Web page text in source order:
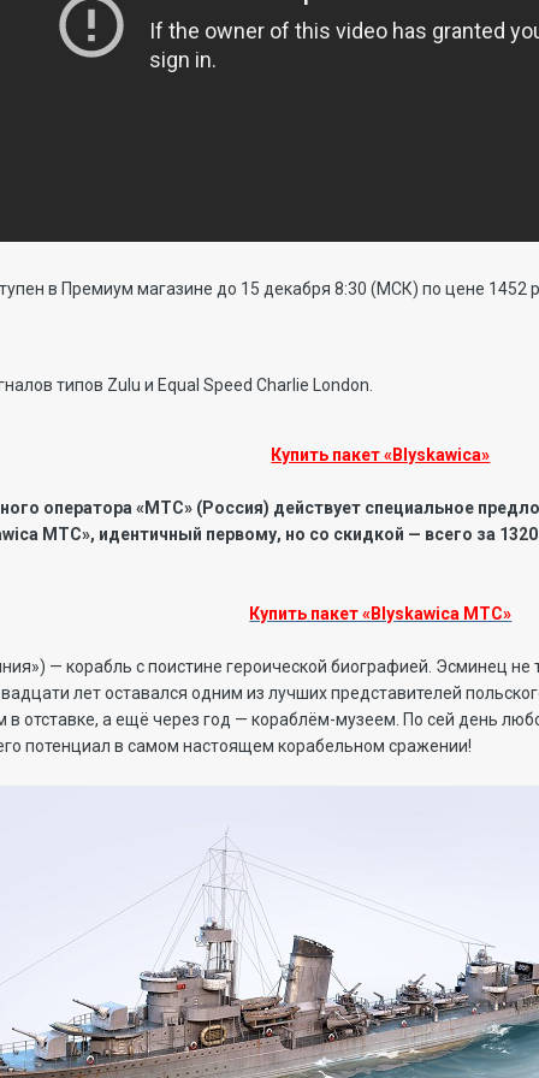
в Премиум магазине до 15 декабря 8:30 (МСК) по цене 1452
типов Zulu и Equal Speed Charlie London.
Купить пакет «Blyskawica»
оператора «МТС» (Россия) действует специальное
МТС», идентичный первому, но со скидкой — всего за
Купить пакет «Blyskawica МТС»
— корабль с поистине героической биографией. Эсминец
лет оставался одним из лучших представителей
в отставке, а ещё через год — кораблём-музеем. По сей день
потенциал в самом настоящем корабельном сражении!